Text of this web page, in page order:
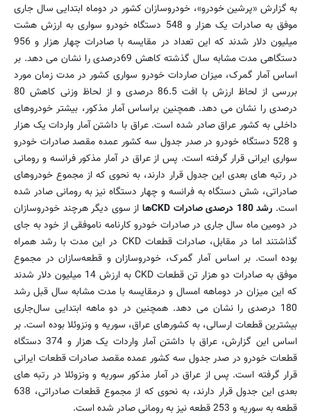
به گزارش «پرشین خودرو»، خودروسازان کشور در دوماه ابتدایی سال جاری
موفق به صادرات یک هزار و 548 دستگاه خودرو سواری به ارزش هشت
میلیون دلار شدند که این تعداد در مقایسه با صادرات چهار هزار و 956
دستگاهی مدت مشابه سال گذشته کاهش 69درصدی را نشان می دهد. بر
اساس آمار گمرک، میزان صاردات خودرو سواری کشور در مدت زمان مورد
بررسی از لحاظ ارزش با افت 86.5 درصدی و از لحاظ وزنی کاهش 80
درصدی را نشان می دهد. همچنین براساس آمار مذکور، بیشتر خودروهای
داخلی به کشور عراق صادر شده است. عراق با داشتن آمار واردات یک هزار
و 528 دستگاه خودرو در صدر جدول سه کشور عمده مقصد صادرات خودرو
سواری ایرانی قرار گرفته است. پس از عراق در آمار مذکور فرانسه و رومانی
در رتبه های بعدی این جدول قرار دارند، به نحوی که از مجموع خودروهای
صادراتی، شش دستگاه به فرانسه و چهار دستگاه نیز به رومانی صادر شده
است. رشد 180 درصدی صادرات CKDها
از سوی دیگر هرچند خودروسازان
در دومین ماه سال جاری در صادرات خودرو کارنامه ناموفقی از خود به جای
گذاشتند اما در مقابل، صادرات قطعات CKD در این مدت با رشد همراه
بوده است. بر اساس آمار گمرک، خودروسازان و قطعه‌سازان در مجموع
موفق به صادرات دو هزار تن قطعات CKD به ارزش 14 میلیون دلار شدند
که این میزان در دوماهه امسال و درمقایسه با مدت مشابه سال قبل رشد
180 درصدی را نشان می دهد. همچنین در دو ماهه ابتدایی سال‌جاری
بیشترین قطعات ارسالی، به کشورهای عراق، سوریه و ونزوئلا بوده است. بر
اساس این گزارش، عراق با داشتن آمار واردات یک هزار و 374 دستگاه
قطعات خودرو در صدر جدول سه کشور عمده مقصد صادرات قطعات ایرانی
قرار گرفته است. پس از عراق در آمار مذکور سوریه و ونزوئلا در رتبه های
بعدی این جدول قرار دارند، به نحوی که از مجموع قطعات صادراتی، 638
قطعه به سوریه و 253 قطعه نیز به رومانی صادر شده است.